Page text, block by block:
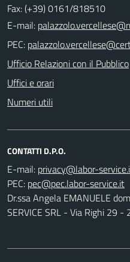
Fax: (+39) 0161/818510
E-mail:
PEC:
Ufficio Relazioni con il Pubblico
Uffici e orari
Numeri utili
CONTATTI D.P.O.
E-mail:
PEC:
Dr.ssa Angela EMANUELE
SERVICE SRL - Via Righi 29 -